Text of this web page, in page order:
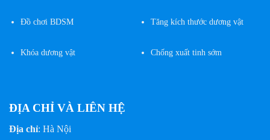
Đồ chơi BDSM Tăng kích thước dương vật
Khóa dương vật Chống xuất tinh sớm
ĐỊA CHỈ VÀ LIÊN HỆ
Địa chỉ: Hà Nội